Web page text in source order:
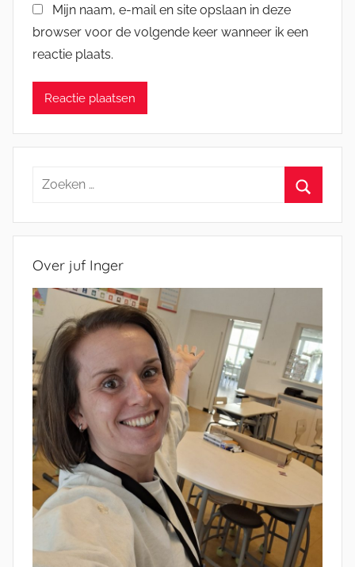
Mijn naam, e-mail en site opslaan in deze
browser voor de volgende keer wanneer ik een
reactie plaats.
Zoeken
Over juf Inger